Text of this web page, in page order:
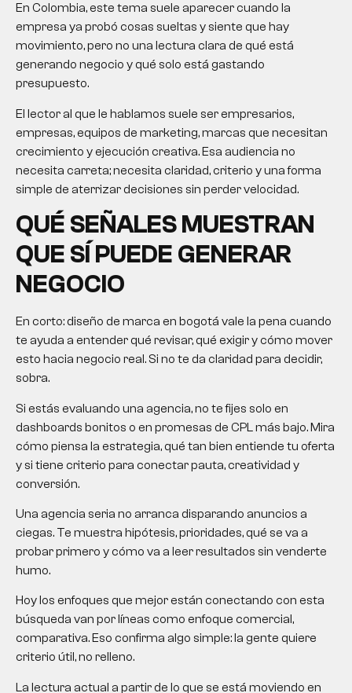
En Colombia, este tema suele aparecer cuando la
empresa ya probó cosas sueltas y siente que hay
movimiento, pero no una lectura clara de qué está
generando negocio y qué solo está gastando
presupuesto.
El lector al que le hablamos suele ser empresarios,
empresas, equipos de marketing, marcas que necesitan
crecimiento y ejecución creativa. Esa audiencia no
necesita carreta; necesita claridad, criterio y una forma
simple de aterrizar decisiones sin perder velocidad.
QUÉ SEÑALES MUESTRAN
QUE SÍ PUEDE GENERAR
NEGOCIO
En corto: diseño de marca en bogotá vale la pena cuando
te ayuda a entender qué revisar, qué exigir y cómo mover
esto hacia negocio real. Si no te da claridad para decidir,
sobra.
Si estás evaluando una agencia, no te fijes solo en
dashboards bonitos o en promesas de CPL más bajo. Mira
cómo piensa la estrategia, qué tan bien entiende tu oferta
y si tiene criterio para conectar pauta, creatividad y
conversión.
Una agencia seria no arranca disparando anuncios a
ciegas. Te muestra hipótesis, prioridades, qué se va a
probar primero y cómo va a leer resultados sin venderte
humo.
Hoy los enfoques que mejor están conectando con esta
búsqueda van por líneas como enfoque comercial,
comparativa. Eso confirma algo simple: la gente quiere
criterio útil, no relleno.
La lectura actual a partir de lo que se está moviendo en